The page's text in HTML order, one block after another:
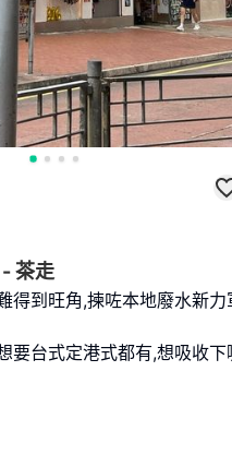
茶走
得到旺角,揀咗本地廢水新力
要台式定港式都有,想吸收